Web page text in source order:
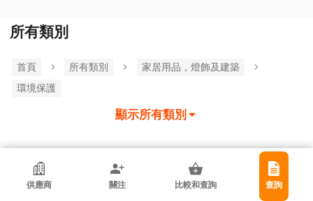
所有類別
首頁 所有類別
家居用品，燈飾及建築
環境保護
顯示所有類別
Foshan Jianishi Lighting Technology Co.,
供應商 關注 比較和查詢 查詢